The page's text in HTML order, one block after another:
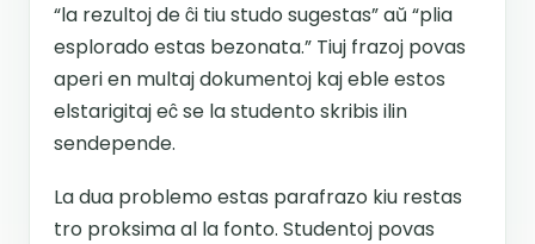
“la rezultoj de ĉi tiu studo sugestas” aŭ “plia
esplorado estas bezonata.” Tiuj frazoj povas
aperi en multaj dokumentoj kaj eble estos
elstarigitaj eĉ se la studento skribis ilin
sendepende.
La dua problemo estas parafrazo kiu restas
tro proksima al la fonto. Studentoj povas